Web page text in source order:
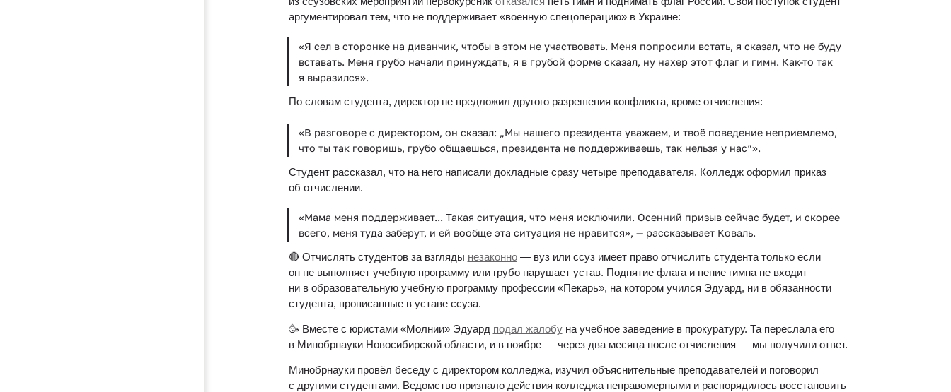
аргументировал тем, что не поддерживает «военную спецоперацию» в Украине:
«Я сел в сторонке на диванчик, чтобы в этом не участвовать. Меня попросили встать, я сказал, что не буду
вставать. Меня грубо начали принуждать, я в грубой форме сказал, ну нахер этот флаг и гимн. Как-то так
я выразился».
По словам студента, директор не предложил другого разрешения конфликта, кроме отчисления:
«В разговоре с директором, он сказал: „Мы нашего президента уважаем, и твоё поведение неприемлемо,
что ты так говоришь, грубо общаешься, президента не поддерживаешь, так нельзя у нас“».
Студент рассказал, что на него написали докладные сразу четыре преподавателя. Колледж оформил приказ
об отчислении.
«Мама меня поддерживает... Такая ситуация, что меня исключили. Осенний призыв сейчас будет, и скорее
всего, меня туда заберут, и ей вообще эта ситуация не нравится», — рассказывает Коваль.
🔴 Отчислять студентов за взгляды незаконно — вуз или ссуз имеет право отчислить студента только если
он не выполняет учебную программу или грубо нарушает устав. Поднятие флага и пение гимна не входит
ни в образовательную учебную программу профессии «Пекарь», на котором учился Эдуард, ни в обязанности
студента, прописанные в уставе ссуза.
🥳 Вместе с юристами «Молнии» Эдуард подал жалобу на учебное заведение в прокуратуру. Та переслала его
в Минобрнауки Новосибирской области, и в ноябре — через два месяца после отчисления — мы получили ответ.
Минобрнауки провёл беседу с директором колледжа, изучил объяснительные преподавателей и поговорил
с другими студентами. Ведомство признало действия колледжа неправомерными и распорядилось восстановить